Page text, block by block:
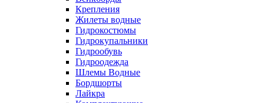
Крепления
Жилеты водные
Гидрокостюмы
Гидрокупальники
Гидрообувь
Гидроодежда
Шлемы Водные
Бордшорты
Лайкра